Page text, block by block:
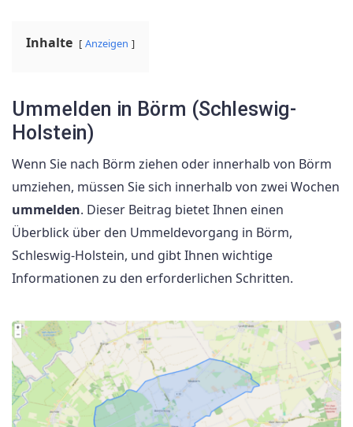
Inhalte Anzeigen
Ummelden in Börm (Schleswig-
Holstein)
Wenn Sie nach Börm ziehen oder innerhalb von Börm
umziehen, müssen Sie sich innerhalb von zwei Wochen
ummelden. Dieser Beitrag bietet Ihnen einen
Überblick über den Ummeldevorgang in Börm,
Schleswig-Holstein, und gibt Ihnen wichtige
Informationen zu den erforderlichen Schritten.